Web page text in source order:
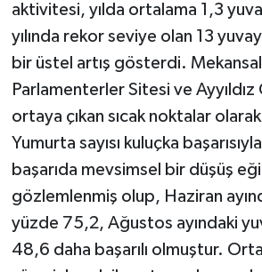
aktivitesi, yılda ortalama 1,3
yılında rekor seviye olan 13
bir üstel artış gösterdi.
Parlamenterler Sitesi ve
ortaya çıkan sıcak noktalar
Yumurta sayısı kuluçka
başarıda mevsimsel bir düşüş
gözlemlenmiş olup, Haziran
yüzde 75,2, Ağustos ayındaki
48,6 daha başarılı olmuştur.